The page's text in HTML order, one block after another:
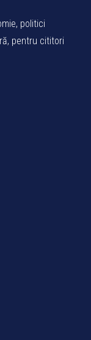
politici
pentru cititori